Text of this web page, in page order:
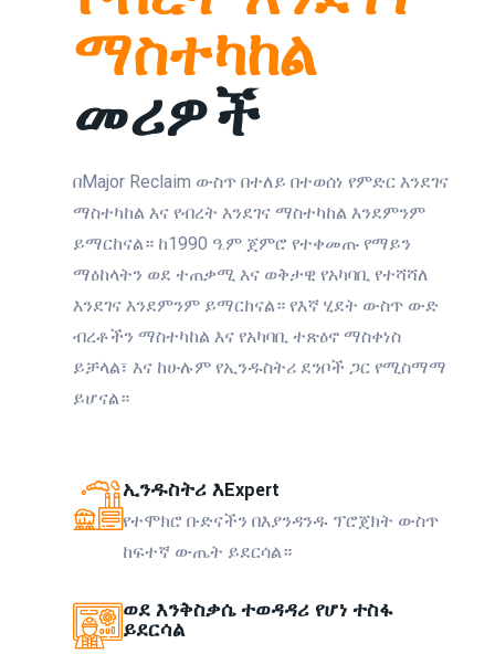
ማስተካከል
መሪዎች
በMajor Reclaim ውስጥ በተለይ በተወሰነ የምድር እንደገና
ማስተካከል እና የብረት እንደገና ማስተካከል እንደምንም
ይማርከናል። ከ1990 ዓ.ም ጀምሮ የተቀመጡ የማይን
ማዕከላትን ወደ ተጠቃሚ እና ወቅታዊ የአካባቢ የተሻሻለ
እንደገና እንደምንም ይማርከናል። የእኛ ሂደት ውስጥ ውድ
ብረቶችን ማስተካከል እና የአካባቢ ተጽዕኖ ማስቀነስ
ይቻላል፣ እና ከሁሉም የኢንዱስትሪ ደንቦች ጋር የሚስማማ
ይሆናል።
ኢንዱስትሪ እExpert
የተሞክሮ ቡድናችን በእያንዳንዱ ፕሮጀክት ውስጥ
ከፍተኛ ውጤት ይደርሳል።
ወደ እንቅስቃሴ ተወዳዳሪ የሆነ ተስፋ
ይደርሳል